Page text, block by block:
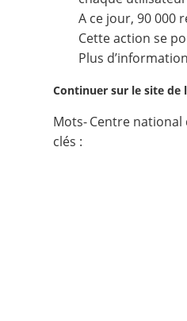
A ce jour, 90 000
Cette action se
Plus
Continuer sur le site de
Mots-
clés :
Centre national